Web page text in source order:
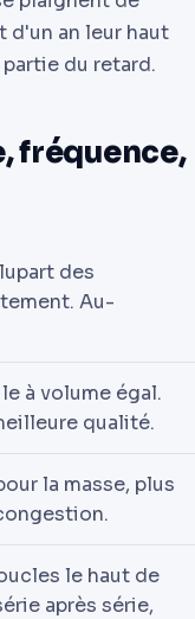
d'un an leur haut
du retard.
fréquence,
des
Au-
à volume égal.
qualité.
la masse, plus
le haut de
après série,